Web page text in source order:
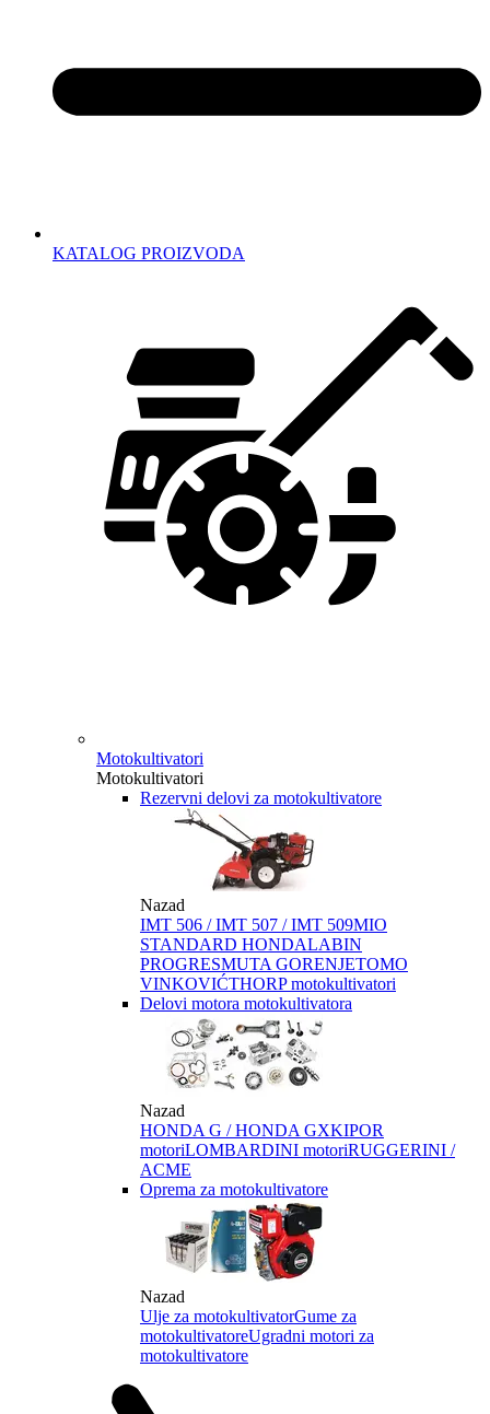
KATALOG PROIZVODA
Motokultivatori
Motokultivatori
Rezervni delovi za motokultivatore
Nazad
IMT 506 / IMT 507 / IMT 509MIO
STANDARD HONDALABIN
PROGRESMUTA GORENJETOMO
VINKOVIĆTHORP motokultivatori
Delovi motora motokultivatora
Nazad
HONDA G / HONDA GXKIPOR
motoriLOMBARDINI motoriRUGGERINI /
ACME
Oprema za motokultivatore
Nazad
Ulje za motokultivatorGume za
motokultivatoreUgradni motori za
motokultivatore